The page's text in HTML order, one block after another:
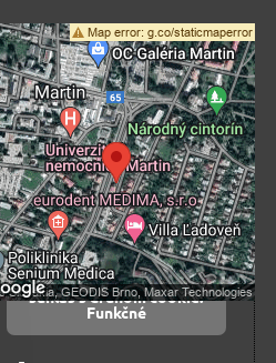
Externý obsah je
blokovaný Voľbami
súkromia
Prajete si načítať externý obsah?
Povoliť tentokrát
Povoliť a zapamätať -
súhlas s druhom cookie:
Funkčné